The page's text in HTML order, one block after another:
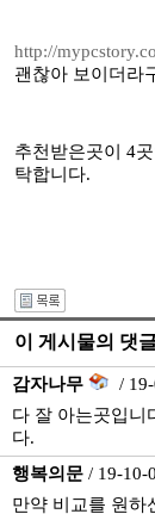
http://
괜찮아 보이더라
추천받은곳이 4
탁합니다.
이 게시물의 댓
감자나무
/
다 잘 아는곳입니
다.
행복의문 / 19-10-
만약 비교를 원하